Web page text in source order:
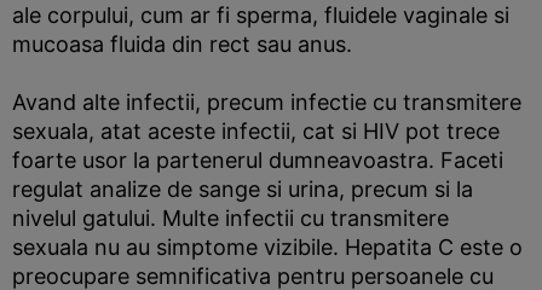
ale corpului, cum ar fi sperma, fluidele vaginale si
mucoasa fluida din rect sau anus.
Avand alte infectii, precum infectie cu transmitere
sexuala, atat aceste infectii, cat si HIV pot trece
foarte usor la partenerul dumneavoastra. Faceti
regulat analize de sange si urina, precum si la
nivelul gatului. Multe infectii cu transmitere
sexuala nu au simptome vizibile. Hepatita C este o
preocupare semnificativa pentru persoanele cu